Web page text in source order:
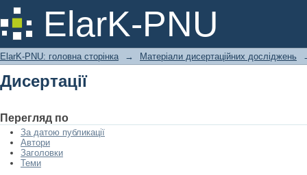
ElarK-PNU
Дисертації
ElarK-PNU: головна сторінка → Матеріали дисертаційних досліджень
Дисертації
Перегляд по
За датою публикації
Автори
Заголовки
Теми